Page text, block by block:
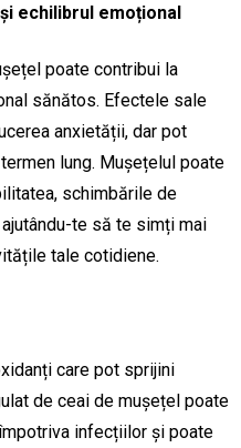
echilibrul emoțional
poate contribui la
sănătos. Efectele sale
anxietății, dar pot
lung. Mușețelul poate
schimbările de
te să te simți mai
tale cotidiene.
care pot sprijini
de ceai de mușețel poate
infecțiilor și poate